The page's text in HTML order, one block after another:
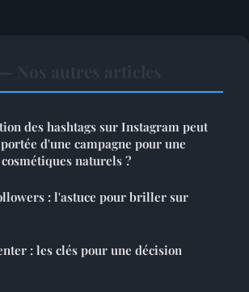
des hashtags sur Instagram peut
d'une campagne pour une
naturels ?
: l'astuce pour briller sur
: les clés pour une décision